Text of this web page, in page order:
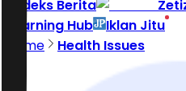
Indeks Berita
Learning Hub
Iklan Jitu
Home
Health Issues